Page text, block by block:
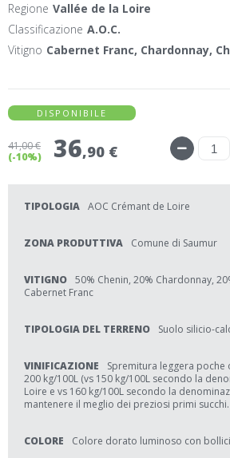
Regione Vallée de la Loire
Classificazione A.O.C.
Vitigno Cabernet Franc, Chardonnay,
DISPONIBILE
41,00 €
(-10%)
36,90 €
TIPOLOGIA AOC Crémant de Loire
ZONA PRODUTTIVA Comune di Saumur
VITIGNO 50% Chenin, 20% Chardonnay,
Cabernet Franc
TIPOLOGIA DEL TERRENO Suolo silicio-
VINIFICAZIONE
Spremitura leggera
200 kg/100L (vs 150 kg/100L secondo la
Loire e vs 160 kg/100L secondo la
mantenere il meglio dei preziosi primi succhi.
COLORE Colore dorato luminoso con